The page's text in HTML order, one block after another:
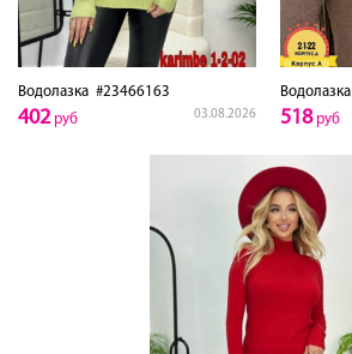
Водолазка #23466163
03.08.2026
402руб
Водолазка
518руб